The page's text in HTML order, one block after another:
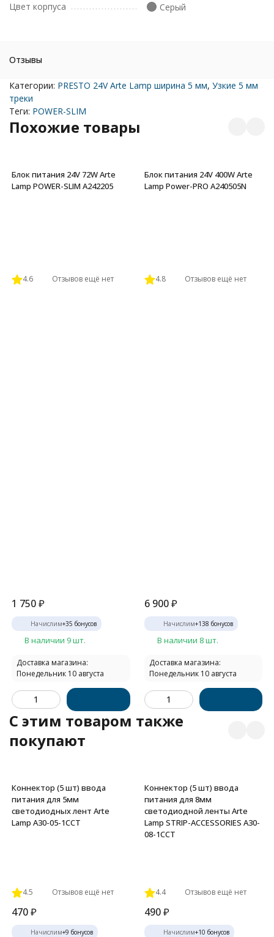
Цвет корпуса
Серый
Отзывы
Категории: PRESTO 24V Arte Lamp ширина 5 мм, Узкие 5 мм
треки
Теги: POWER-SLIM
Похожие товары
Блок питания 24V 72W Arte
Lamp POWER-SLIM A242205
4.6 Отзывов ещё нет
1 750₽
Начислим+35 бонусов
В наличии 9 шт.
Доставка магазина:
Понедельник 10 августа
Блок питания 24V 400W Arte
Lamp Power-PRO A240505N
4.8 Отзывов ещё нет
6 900 ₽
Начислим+138 бонусов
В наличии 8 шт.
Доставка магазина:
Понедельник 10 августа
C этим товаром также
покупают
Коннектор (5 шт) ввода
питания для 5мм
светодиодных лент Arte
Lamp A30-05-1CCT
4.5 Отзывов ещё нет
470₽
Начислим+9 бонусов
Коннектор (5 шт) ввода
питания для 8мм
светодиодной ленты Arte
Lamp STRIP-ACCESSORIES A30-
08-1CCT
4.4 Отзывов ещё нет
490 ₽
Начислим+10 бонусов